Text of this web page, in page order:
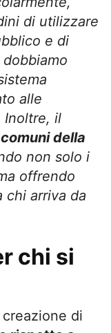
di utilizzare
e di
dobbiamo
alle
Inoltre, il
comuni della
non solo i
offrendo
chi arriva da
chi si
di